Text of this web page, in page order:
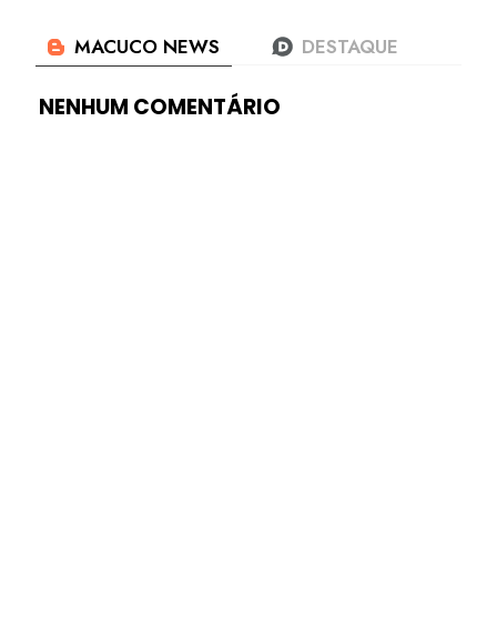
NENHUM COMENTÁRIO